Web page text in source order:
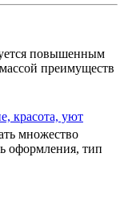
повышенным
преимуществ
красота, уют
множество
оформления, тип